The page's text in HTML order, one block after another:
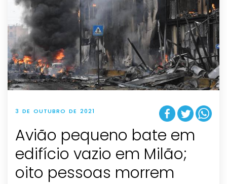
3 DE OUTUBRO DE 2021
Avião pequeno bate em
edifício vazio em Milão;
oito pessoas morrem